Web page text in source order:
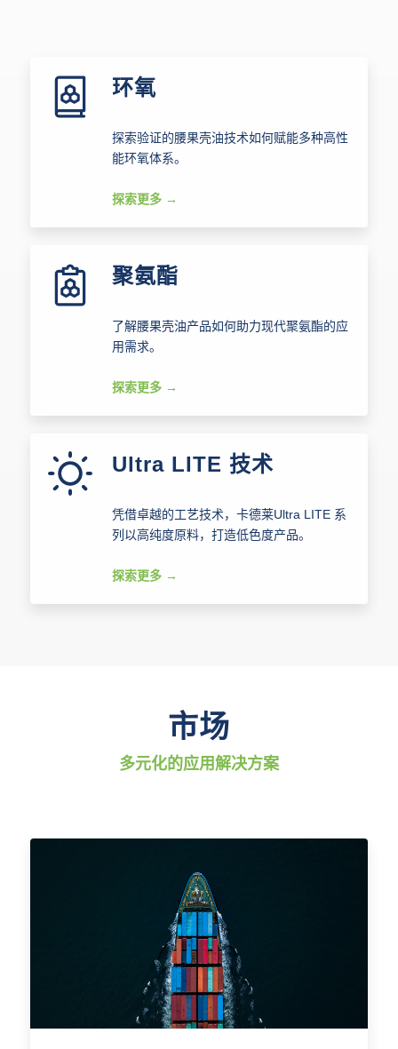
环氧
探索验证的腰果壳油技术如何赋能多种高性
能环氧体系。
探索更多
聚氨酯
了解腰果壳油产品如何助力现代聚氨酯的应
用需求。
探索更多
Ultra LITE 技术
凭借卓越的工艺技术，卡德莱Ultra LITE 系
列以高纯度原料，打造低色度产品。
探索更多
市场
多元化的应用解决方案